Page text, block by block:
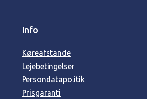
Info
Køreafstande
Lejebetingelser
Persondatapolitik
Prisgaranti